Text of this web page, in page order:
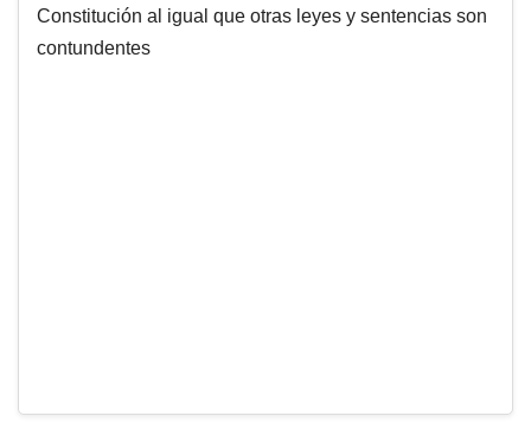
Constitución al igual que otras leyes y sentencias son
contundentes